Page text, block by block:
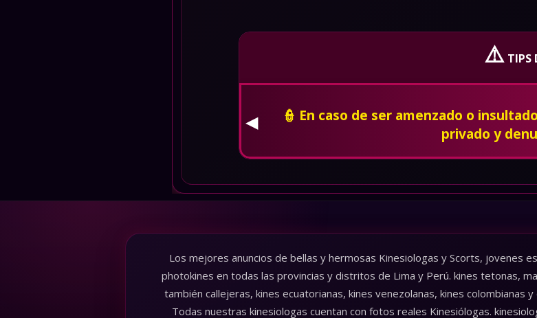
⚠️ TIPS
👮 En caso de ser amenzado o
privado y
◀
Los mejores anuncios de bellas y hermosas Kinesiologas y Scorts, jovenes
photokines en todas las provincias y distritos de Lima y Perú. kines tetonas,
también callejeras, kines ecuatorianas, kines venezolanas, kines colombianas
Todas nuestras kinesiologas cuentan con fotos reales Kinesiólogas.